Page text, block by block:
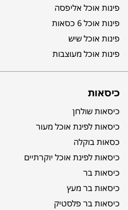
פינות אוכל אליפסה
פינות אוכל 6 כסאות
פינות אוכל שיש
פינות אוכל מעוצבות
כיסאות
כיסאות שולחן
כיסאות לפינת אוכל מעור
כסאות בוקלה
כיסאות לפינת אוכל יוקרתיים
כיסאות בר
כיסאות בר מעץ
כיסאות בר פלסטיק